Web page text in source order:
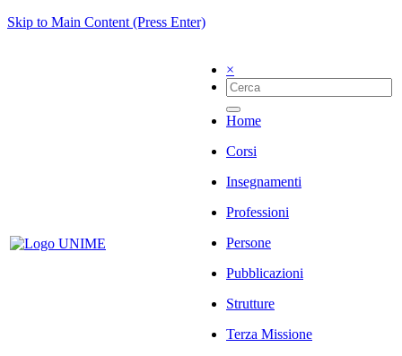
Skip to Main Content (Press Enter)
×
Home
Corsi
Insegnamenti
Professioni
Persone
Pubblicazioni
Strutture
Terza Missione